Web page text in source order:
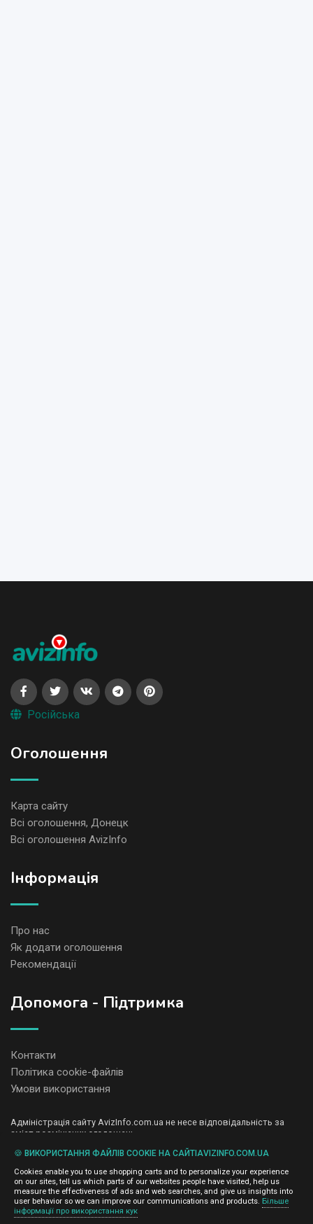
Російська
Оголошення
Карта сайту
Всі оголошення, Донецк
Всі оголошення AvizInfo
Iнформація
Про нас
Як додати оголошення
Рекомендації
Допомога - Підтримка
Контакти
Політика cookie-файлів
Умови використання
Адміністрація сайту AvizInfo.com.ua не несе відповідальність за
зміст розміщених оголошень.
і не продаємо особисту інформацію зареєстрованих користувачів
AvizInfo.com.ua третім особам. Ми не відповідаємо за правила
конфіденційності сайтів на які посилається AvizInfo.com.ua. На
деяких сторінках нашого сайту представлена реклама Google
Adsense Advertising Network. Щоб дізнатися детальніше про
правила конфіденційності Google
🍪 ВИКОРИСТАННЯ ФАЙЛІВ COOKIE НА САЙТІAVIZINFO.COM.UA
Cookies enable you to use shopping carts and to personalize your experience
on our sites, tell us which parts of our websites people have visited, help us
measure the effectiveness of ads and web searches, and give us insights into
user behavior so we can improve our communications and products. Більше
інформації про використання кук